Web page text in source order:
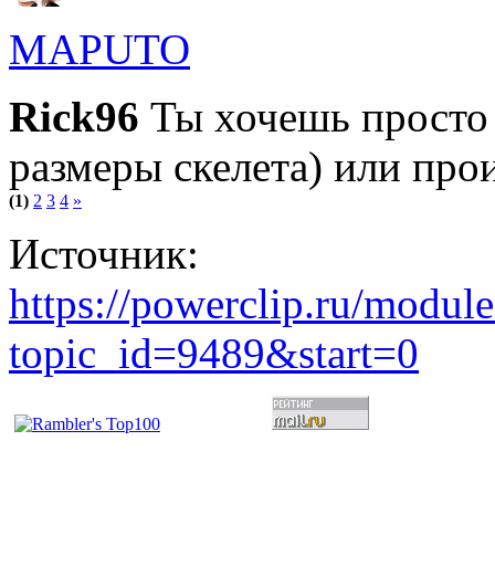
MAPUTO
Rick96 Ты хочешь
размеры скелета) или
(1) 2 3 4 »
Источник:
https://powerclip.ru/
topic_id=9489&start=0